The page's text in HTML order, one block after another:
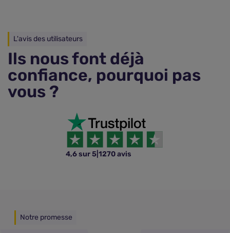
L'avis des utilisateurs
Ils nous font déjà
confiance, pourquoi pas
vous ?
4,6 sur 5 1270 avis
Notre promesse